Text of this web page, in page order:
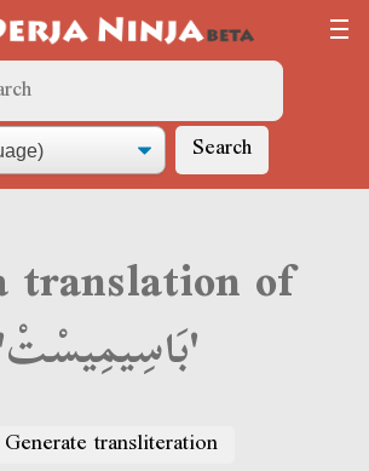
Search
translation of
'بَاسِيمِيسْتْ'
Generate transliteration